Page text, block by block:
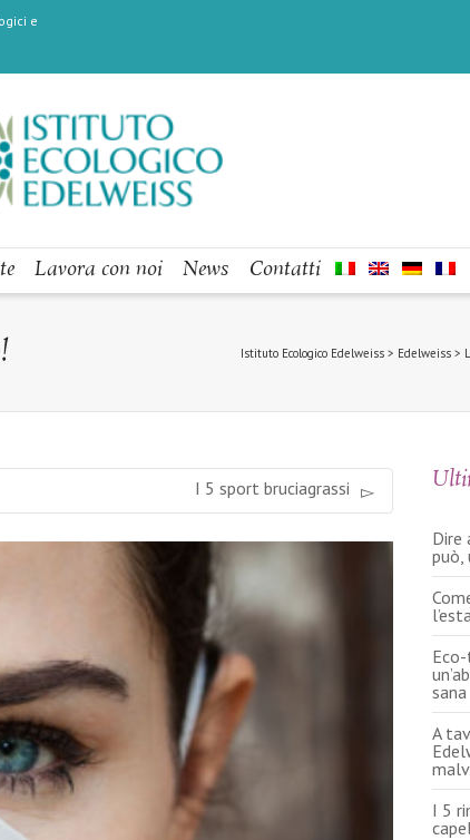
e
Lavora con noi News Contatti
Istituto Ecologico Edelweiss > Edelweiss >
I 5 sport bruciagrassi
Dire
può,
sana
A
I 5